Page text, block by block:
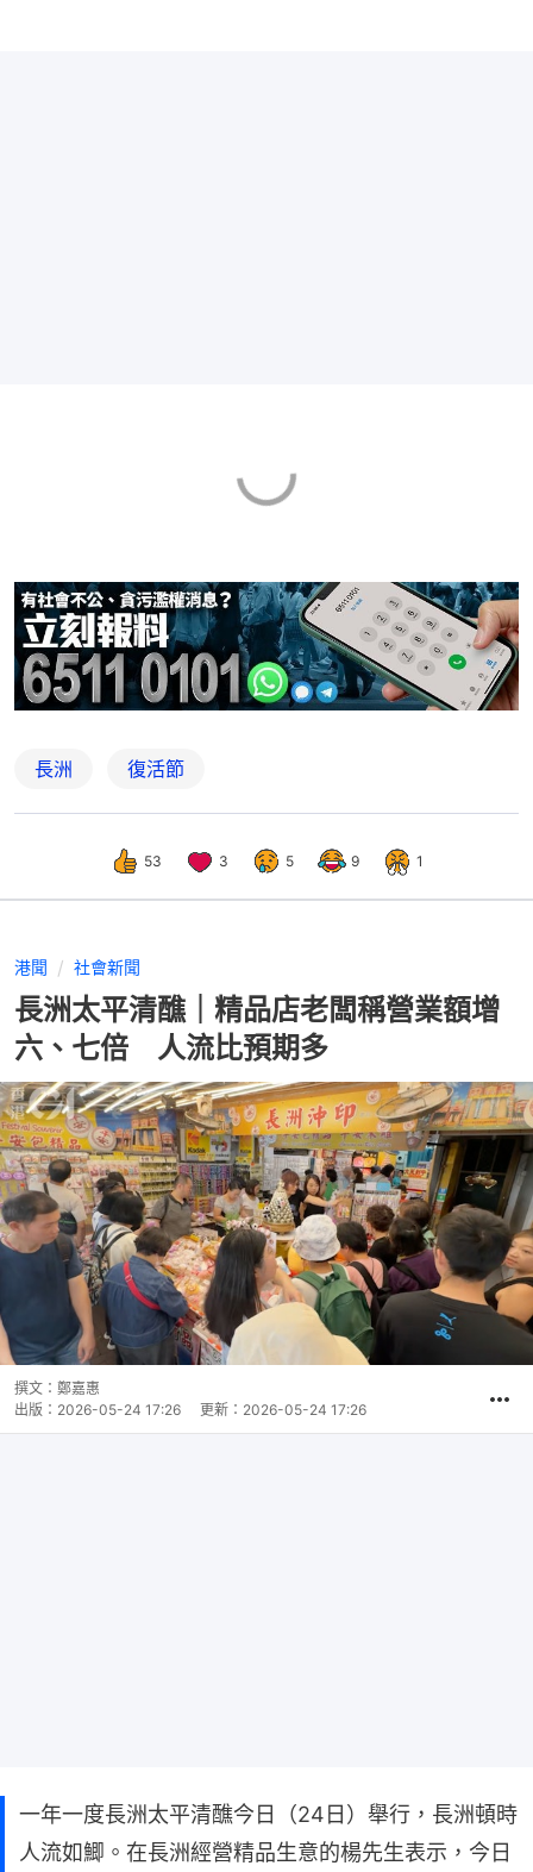
長洲 復活節
53 3 5 9 1
港聞 社會新聞
長洲太平清醮｜精品店老闆稱營業額增
六、七倍 人流比預期多
撰文： 鄭嘉惠
出版： 2026-05-24 17:26 更新： 2026-05-24 17:26
一年一度長洲太平清醮今日（24日）舉行，長洲頓時
人流如鯽。在長洲經營精品生意的楊先生表示，今日